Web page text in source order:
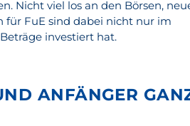
Nicht viel los an den Börsen,
für FuE sind dabei nicht nur im
investiert hat.
ANFÄNGER